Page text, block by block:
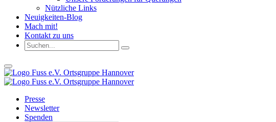
Nützliche Links
Neuigkeiten-Blog
Mach mit!
Kontakt zu uns
Presse
Newsletter
Spenden